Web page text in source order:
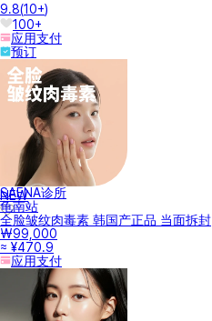
9.8(10+)
100+
应用支付
预订
NEW
SAENA诊所
龟南站
全脸皱纹肉毒素 韩国产正品 当面拆封
₩99,000
≈ ¥470.9
应用支付